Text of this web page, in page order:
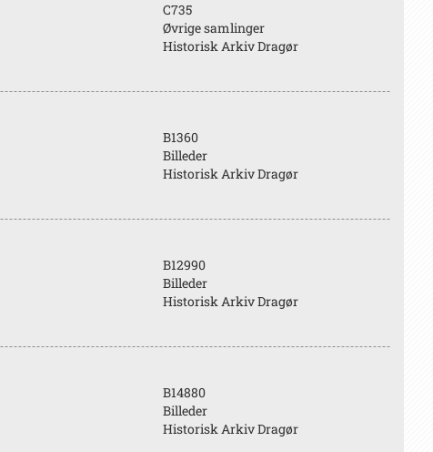
C735
Øvrige samlinger
Historisk Arkiv Dragør
B1360
Billeder
Historisk Arkiv Dragør
B12990
Billeder
Historisk Arkiv Dragør
B14880
Billeder
Historisk Arkiv Dragør